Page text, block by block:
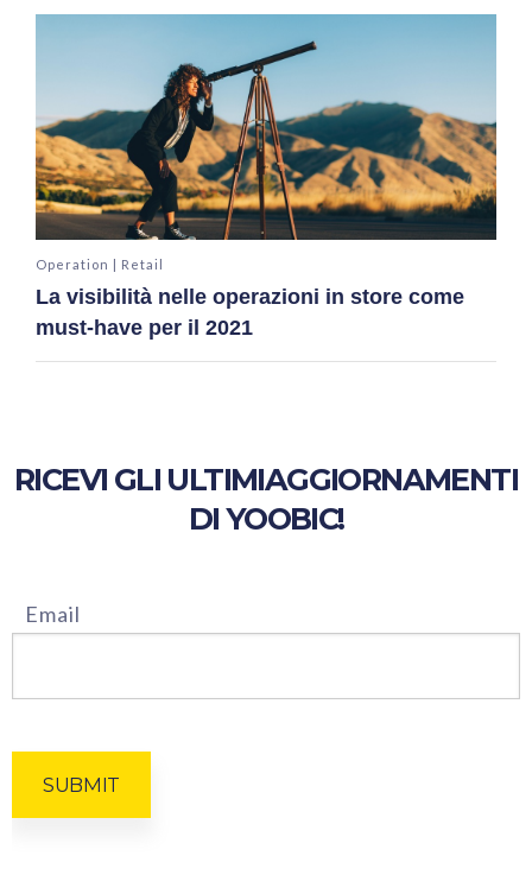
Operation | Retail
La visibilità nelle operazioni in store come
must-have per il 2021
RICEVI GLI ULTIMIAGGIORNAMENTI
DI YOOBIC!
Email